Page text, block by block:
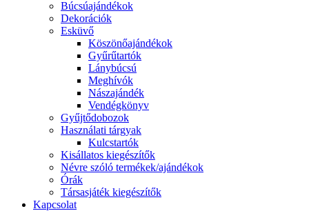
Búcsúajándékok
Dekorációk
Esküvő
Köszönőajándékok
Gyűrűtartók
Lánybúcsú
Meghívók
Nászajándék
Vendégkönyv
Gyűjtődobozok
Használati tárgyak
Kulcstartók
Kisállatos kiegészítők
Névre szóló termékek/ajándékok
Órák
Társasjáték kiegészítők
Kapcsolat